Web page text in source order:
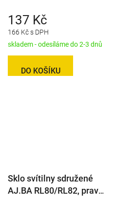
166 Kč s DPH
137 Kč
skladem - odesíláme do 2-3 dnů
DO KOŠÍKU
Sklo svítilny sdružené
AJ.BA RL80/RL82, pravé